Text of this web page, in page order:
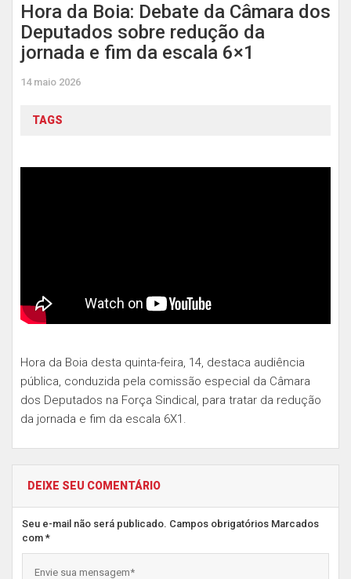
Hora da Boia: Debate da Câmara dos
Deputados sobre redução da
jornada e fim da escala 6×1
14 maio 2026
TAGS
Hora da Boia desta quinta-feira, 14, destaca audiência
pública, conduzida pela comissão especial da Câmara
dos Deputados na Força Sindical, para tratar da redução
da jornada e fim da escala 6X1.
DEIXE SEU COMENTÁRIO
Seu e-mail não será publicado. Campos obrigatórios Marcados
com *